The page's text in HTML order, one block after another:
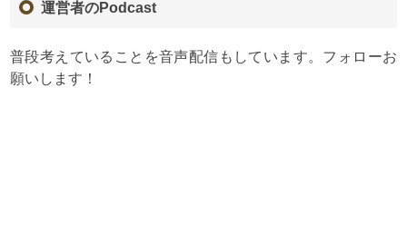
運営者のPodcast
普段考えていることを音声配信もしています。フォローお
願いします！